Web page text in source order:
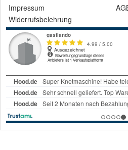
Impressum
Widerrufsbelehrung